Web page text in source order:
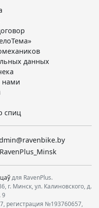
данных
нами
спиц
для RavenPlus.
г. Минск, ул. Калиновского, д.
9
регистрация №193760657,